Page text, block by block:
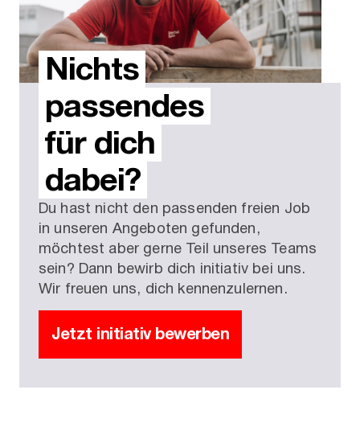
Nichts
passendes
für dich
dabei?
Du hast nicht den passenden freien Job
in unseren Angeboten gefunden,
möchtest aber gerne Teil unseres Teams
sein? Dann bewirb dich initiativ bei uns.
Wir freuen uns, dich kennenzulernen.
Jetzt initiativ bewerben